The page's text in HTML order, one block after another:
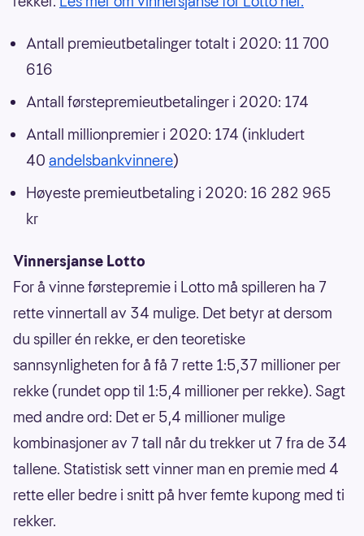
Antall premieutbetalinger totalt i 2020: 11 700
616
Antall førstepremieutbetalinger i 2020: 174
Antall millionpremier i 2020: 174 (inkludert
40 andelsbankvinnere)
Høyeste premieutbetaling i 2020: 16 282 965
kr
Vinnersjanse Lotto
For å vinne førstepremie i Lotto må spilleren ha 7
rette vinnertall av 34 mulige. Det betyr at dersom
du spiller én rekke, er den teoretiske
sannsynligheten for å få 7 rette 1:5,37 millioner per
rekke (rundet opp til 1:5,4 millioner per rekke). Sagt
med andre ord: Det er 5,4 millioner mulige
kombinasjoner av 7 tall når du trekker ut 7 fra de 34
tallene. Statistisk sett vinner man en premie med 4
rette eller bedre i snitt på hver femte kupong med ti
rekker.